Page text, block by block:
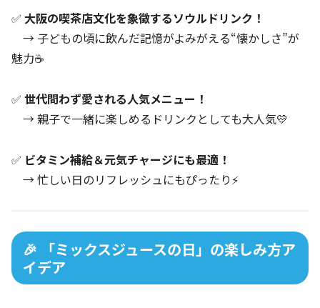
✅ 大阪の喫茶店文化を象徴するソウルドリンク！
→ 子どもの頃に飲んだ記憶がよみがえる“懐かしさ”が
魅力☕
✅ 世代問わず愛される人気メニュー！
→ 親子で一緒に楽しめるドリンクとしても大人気💛
✅ ビタミン補給＆元気チャージにも最適！
→ 忙しい日のリフレッシュにもぴったり⚡
🎉 「ミックスジュースの日」の楽しみ方ア
イデア